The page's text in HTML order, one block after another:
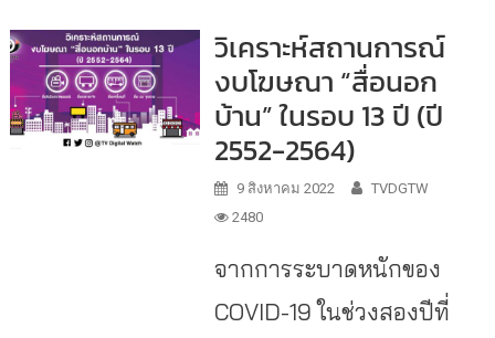
วิเคราะห์สถานการณ์
งบโฆษณา “สื่อนอก
บ้าน” ในรอบ 13 ปี (ปี
2552-2564)
9 สิงหาคม 2022
TVDGTW
2480
จากการระบาดหนักของ
COVID-19 ในช่วงสองปีที่